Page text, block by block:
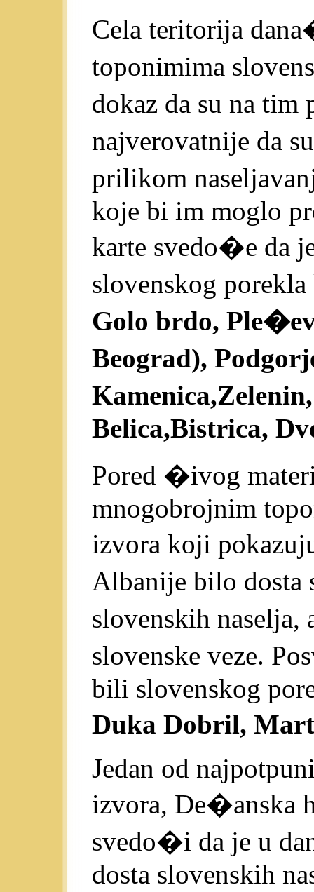
Cela teritorija
toponimima
dokaz da su na
najverovatnije da
prilikom
koje bi im moglo
karte svedo�e da
slovenskog
Golo brdo,
Beograd),
Belica,Bistrica,
Pored �ivog
mnogobrojnim
izvora koji
Albanije bilo
slovenskih
slovenske veze.
bili slovenskog
Duka Dobril,
Jedan od
izvora, De�anska
svedo�i da je u
dosta slovenskih